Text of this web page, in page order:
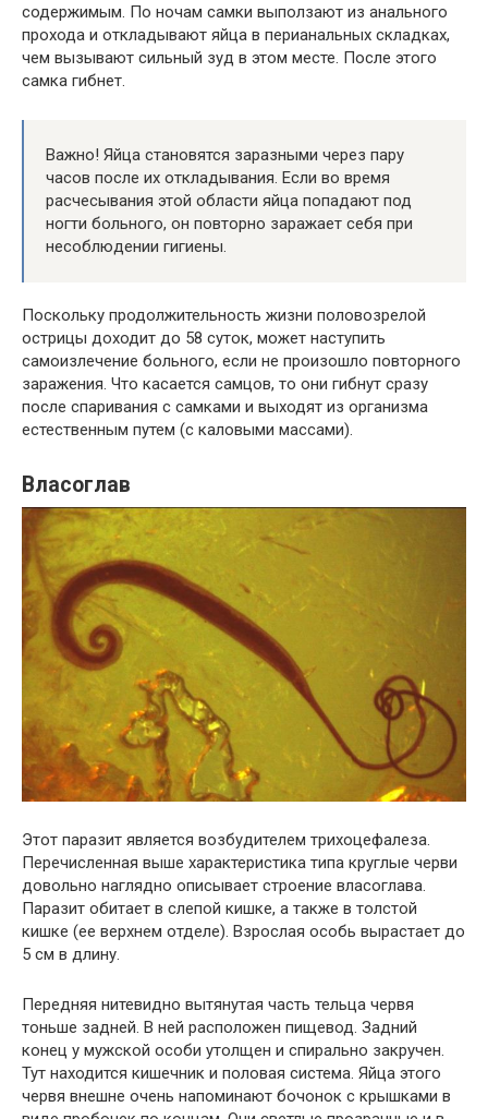
содержимым. По ночам самки выползают из анального
прохода и откладывают яйца в перианальных складках,
чем вызывают сильный зуд в этом месте. После этого
самка гибнет.
Важно! Яйца становятся заразными через пару
часов после их откладывания. Если во время
расчесывания этой области яйца попадают под
ногти больного, он повторно заражает себя при
несоблюдении гигиены.
Поскольку продолжительность жизни половозрелой
острицы доходит до 58 суток, может наступить
самоизлечение больного, если не произошло повторного
заражения. Что касается самцов, то они гибнут сразу
после спаривания с самками и выходят из организма
естественным путем (с каловыми массами).
Власоглав
Этот паразит является возбудителем трихоцефалеза.
Перечисленная выше характеристика типа круглые черви
довольно наглядно описывает строение власоглава.
Паразит обитает в слепой кишке, а также в толстой
кишке (ее верхнем отделе). Взрослая особь вырастает до
5 см в длину.
Передняя нитевидно вытянутая часть тельца червя
тоньше задней. В ней расположен пищевод. Задний
конец у мужской особи утолщен и спирально закручен.
Тут находится кишечник и половая система. Яйца этого
червя внешне очень напоминают бочонок с крышками в